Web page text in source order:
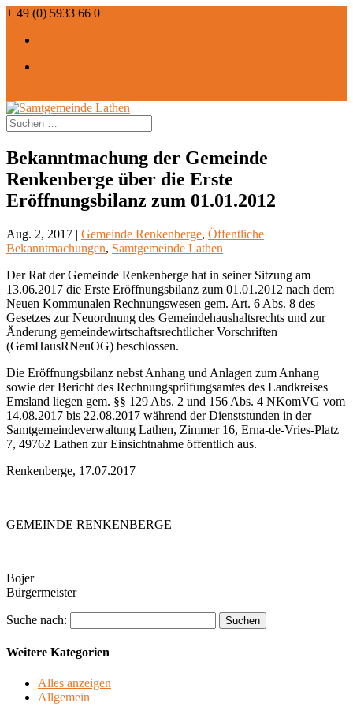
+ 49 (0) 5933 66 0
Bekanntmachung der Gemeinde
Renkenberge über die Erste
Eröffnungsbilanz zum 01.01.2012
Aug. 2, 2017 | Gemeinde Renkenberge, Öffentliche
Bekanntmachungen, Samtgemeinde Lathen
Der Rat der Gemeinde Renkenberge hat in seiner Sitzung am
13.06.2017 die Erste Eröffnungsbilanz zum 01.01.2012 nach dem
Neuen Kommunalen Rechnungswesen gem. Art. 6 Abs. 8 des
Gesetzes zur Neuordnung des Gemeindehaushaltsrechts und zur
Änderung gemeindewirtschaftsrechtlicher Vorschriften
(GemHausRNeuOG) beschlossen.
Die Eröffnungsbilanz nebst Anhang und Anlagen zum Anhang
sowie der Bericht des Rechnungsprüfungsamtes des Landkreises
Emsland liegen gem. §§ 129 Abs. 2 und 156 Abs. 4 NKomVG vom
14.08.2017 bis 22.08.2017 während der Dienststunden in der
Samtgemeindeverwaltung Lathen, Zimmer 16, Erna-de-Vries-Platz
7, 49762 Lathen zur Einsichtnahme öffentlich aus.
Renkenberge, 17.07.2017
GEMEINDE RENKENBERGE
Bojer
Bürgermeister
Suche nach:
Weitere Kategorien
Alles anzeigen
Allgemein